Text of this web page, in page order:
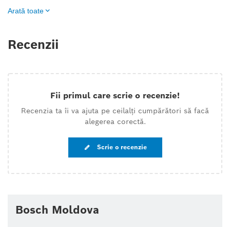
Arată toate
Recenzii
Fii primul care scrie o recenzie!
Recenzia ta îi va ajuta pe ceilalți cumpărători să facă
alegerea corectă.
Scrie o recenzie
Bosch Moldova